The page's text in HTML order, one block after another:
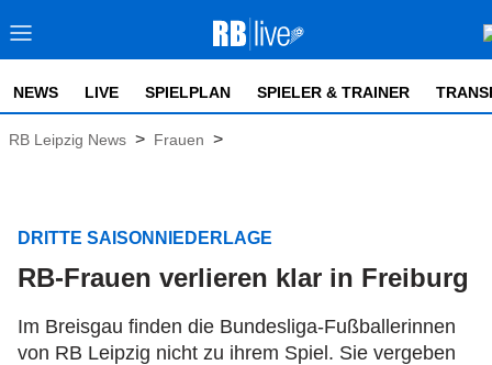
NEWS LIVE SPIELPLAN SPIELER & TRAINER
RB Leipzig News > Frauen >
DRITTE SAISONNIEDERLAGE
RB-Frauen verlieren klar in Freiburg
Im Breisgau finden die Bundesliga-Fußballerinnen
von RB Leipzig nicht zu ihrem Spiel. Sie vergeben